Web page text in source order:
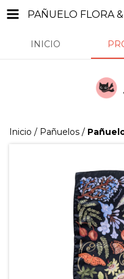
PAÑUELO FLORA
INICIO
Inicio / Pañuelos /